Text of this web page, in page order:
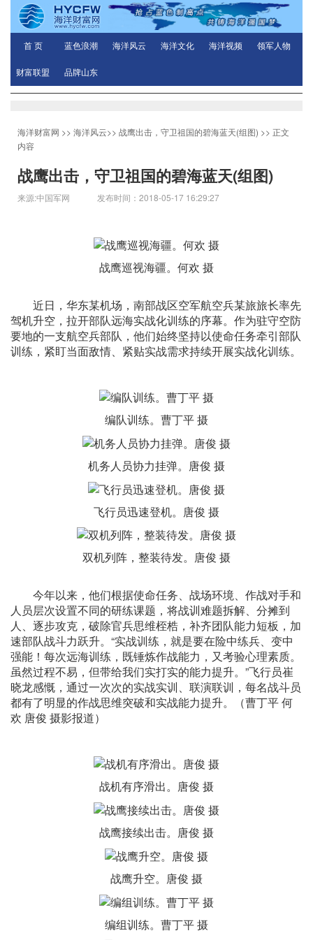
首 页 蓝色浪潮 海洋风云 海洋文化 海洋视频 领军人物
财富联盟 品牌山东
海洋财富网 >> 海洋风云>> 战鹰出击，守卫祖国的碧海蓝天(组图) >> 正文
内容
战鹰出击，守卫祖国的碧海蓝天(组图)
来源:中国军网 发布时间：2018-05-17 16:29:27
战鹰巡视海疆。何欢 摄
近日，华东某机场，南部战区空军航空兵某旅旅长率先
驾机升空，拉开部队远海实战化训练的序幕。作为驻守空防
要地的一支航空兵部队，他们始终坚持以使命任务牵引部队
训练，紧盯当面敌情、紧贴实战需求持续开展实战化训练。
编队训练。曹丁平 摄
机务人员协力挂弹。唐俊 摄
飞行员迅速登机。唐俊 摄
双机列阵，整装待发。唐俊 摄
今年以来，他们根据使命任务、战场环境、作战对手和
人员层次设置不同的研练课题，将战训难题拆解、分摊到
人、逐步攻克，破除官兵思维桎梏，补齐团队能力短板，加
速部队战斗力跃升。“实战训练，就是要在险中练兵、变中
强能！每次远海训练，既锤炼作战能力，又考验心理素质。
虽然过程不易，但带给我们实打实的能力提升。”飞行员崔
晓龙感慨，通过一次次的实战实训、联演联训，每名战斗员
都有了明显的作战思维突破和实战能力提升。（曹丁平 何
欢 唐俊 摄影报道）
战机有序滑出。唐俊 摄
战鹰接续出击。唐俊 摄
战鹰升空。唐俊 摄
编组训练。曹丁平 摄